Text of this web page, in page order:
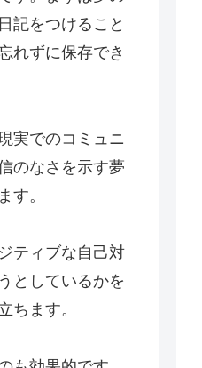
記をつけること
れずに保存でき
実でのコミュニ
のなさを示す夢
す。
ティブな自己対
としているかを
ちます。